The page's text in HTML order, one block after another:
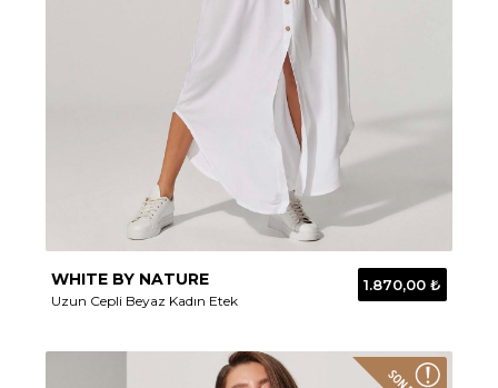
WHITE BY NATURE
Uzun Cepli Beyaz Kadın Etek
1.870,00 ₺